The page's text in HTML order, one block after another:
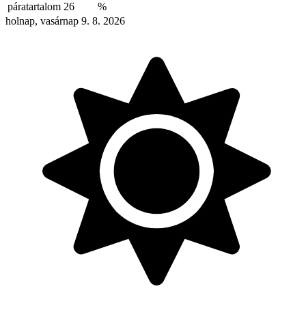
páratartalom 26
%
holnap, vasárnap 9. 8. 2026